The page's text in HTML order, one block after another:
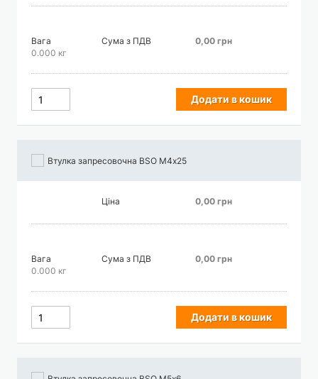
Вага
0.000 кг
Сума з ПДВ 0,00 грн
Додати в кошик
Втулка запресовочна BSO М4х25
Ціна 0,00 грн
Вага
0.000 кг
Сума з ПДВ 0,00 грн
Додати в кошик